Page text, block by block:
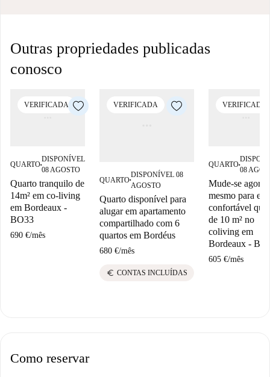
Outras propriedades publicadas
conosco
VERIFICADA
QUARTO■
DISPONÍVEL
08 AGOSTO
Quarto tranquilo de
14m² em co-living
em Bordeaux -
BO33
690 €/mês
VERIFICADA
QUARTO■
DISPONÍVEL 08
AGOSTO
Quarto disponível para
alugar em apartamento
compartilhado com 6
quartos em Bordéus
680 €/mês
euro CONTAS INCLUÍDAS
VERIFICADA
QUARTO■
08
Mude-se agora
mesmo para
confortável
de 10 m² no
coliving em
Bordeaux -
605 €/mês
Como reservar